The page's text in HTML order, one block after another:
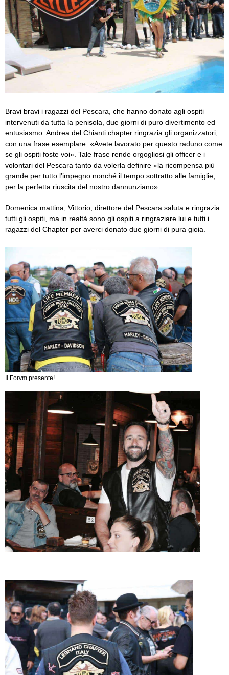
Bravi bravi i ragazzi del Pescara, che hanno donato agli ospiti
intervenuti da tutta la penisola, due giorni di puro divertimento ed
entusiasmo. Andrea del Chianti chapter ringrazia gli organizzatori,
con una frase esemplare: «Avete lavorato per questo raduno come
se gli ospiti foste voi». Tale frase rende orgogliosi gli officer e i
volontari del Pescara tanto da volerla definire «la ricompensa più
grande per tutto l’impegno nonché il tempo sottratto alle famiglie,
per la perfetta riuscita del nostro dannunziano».
Domenica mattina, Vittorio, direttore del Pescara saluta e ringrazia
tutti gli ospiti, ma in realtà sono gli ospiti a ringraziare lui e tutti i
ragazzi del Chapter per averci donato due giorni di pura gioia.
Il Forvm presente!